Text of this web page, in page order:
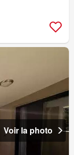
Voir la photo